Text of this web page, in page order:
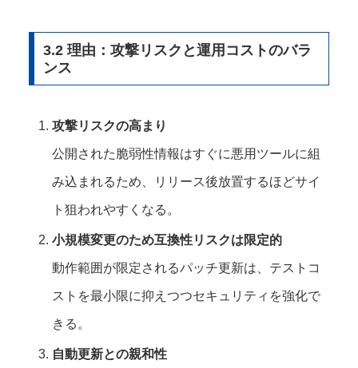
3.2 理由：攻撃リスクと運用コストのバラ
ンス
攻撃リスクの高まり
公開された脆弱性情報はすぐに悪用ツールに組
み込まれるため、リリース後放置するほどサイ
ト狙われやすくなる。
小規模変更のため互換性リスクは限定的
動作範囲が限定されるパッチ更新は、テストコ
ストを最小限に抑えつつセキュリティを強化で
きる。
自動更新との親和性